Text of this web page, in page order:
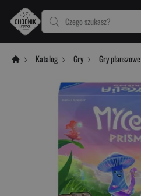
Czego szukasz?
Katalog Gry Gry planszowe